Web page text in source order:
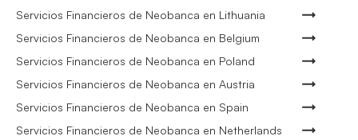
Servicios Financieros de Neobanca en Lithuania
Servicios Financieros de Neobanca en Belgium
Servicios Financieros de Neobanca en Poland
Servicios Financieros de Neobanca en Austria
Servicios Financieros de Neobanca en Spain
Servicios Financieros de Neobanca en Netherlands